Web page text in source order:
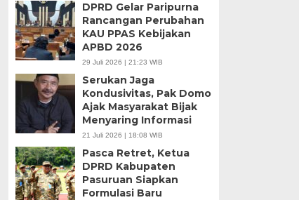
DPRD Gelar Paripurna
Rancangan Perubahan
KAU PPAS Kebijakan
APBD 2026
29 Juli 2026 | 21:23 WIB
Serukan Jaga
Kondusivitas, Pak Domo
Ajak Masyarakat Bijak
Menyaring Informasi
21 Juli 2026 | 18:08 WIB
Pasca Retret, Ketua
DPRD Kabupaten
Pasuruan Siapkan
Formulasi Baru